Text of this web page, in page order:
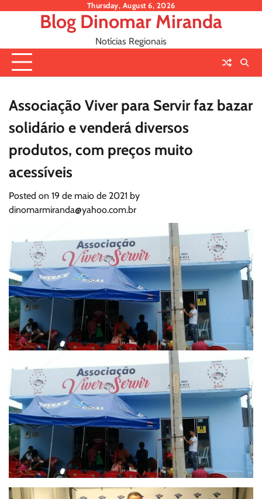
Thursday, August 6, 2026
Blog Dinomar Miranda
Notícias Regionais
Associação Viver para Servir faz bazar
solidário e venderá diversos
produtos, com preços muito
acessíveis
Posted on 19 de maio de 2021 by
dinomarmiranda@yahoo.com.br